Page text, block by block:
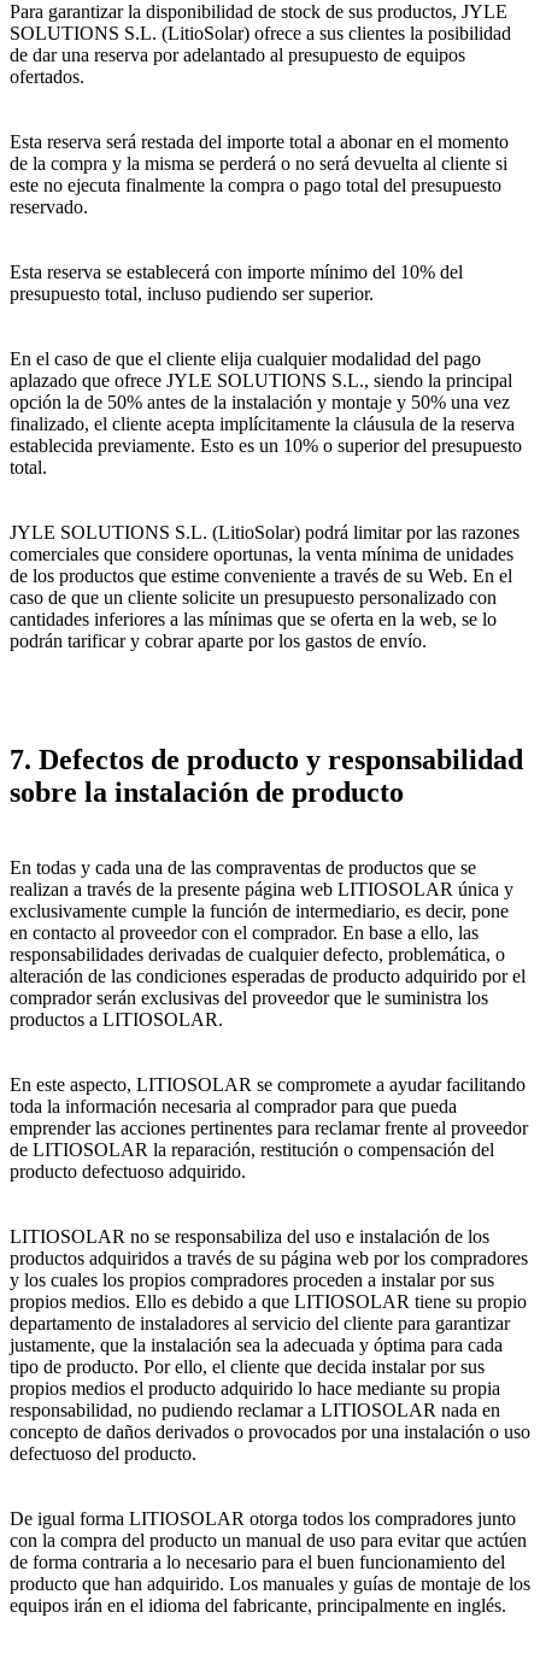
Para garantizar la disponibilidad de stock de sus productos, JYLE
SOLUTIONS S.L. (LitioSolar) ofrece a sus clientes la posibilidad
de dar una reserva por adelantado al presupuesto de equipos
ofertados.
Esta reserva será restada del importe total a abonar en el momento
de la compra y la misma se perderá o no será devuelta al cliente si
este no ejecuta finalmente la compra o pago total del presupuesto
reservado.
Esta reserva se establecerá con importe mínimo del 10% del
presupuesto total, incluso pudiendo ser superior.
En el caso de que el cliente elija cualquier modalidad del pago
aplazado que ofrece JYLE SOLUTIONS S.L., siendo la principal
opción la de 50% antes de la instalación y montaje y 50% una vez
finalizado, el cliente acepta implícitamente la cláusula de la reserva
establecida previamente. Esto es un 10% o superior del presupuesto
total.
JYLE SOLUTIONS S.L. (LitioSolar) podrá limitar por las razones
comerciales que considere oportunas, la venta mínima de unidades
de los productos que estime conveniente a través de su Web. En el
caso de que un cliente solicite un presupuesto personalizado con
cantidades inferiores a las mínimas que se oferta en la web, se lo
podrán tarificar y cobrar aparte por los gastos de envío.
7. Defectos de producto y responsabilidad
sobre la instalación de producto
En todas y cada una de las compraventas de productos que se
realizan a través de la presente página web LITIOSOLAR única y
exclusivamente cumple la función de intermediario, es decir, pone
en contacto al proveedor con el comprador. En base a ello, las
responsabilidades derivadas de cualquier defecto, problemática, o
alteración de las condiciones esperadas de producto adquirido por el
comprador serán exclusivas del proveedor que le suministra los
productos a LITIOSOLAR.
En este aspecto, LITIOSOLAR se compromete a ayudar facilitando
toda la información necesaria al comprador para que pueda
emprender las acciones pertinentes para reclamar frente al proveedor
de LITIOSOLAR la reparación, restitución o compensación del
producto defectuoso adquirido.
LITIOSOLAR no se responsabiliza del uso e instalación de los
productos adquiridos a través de su página web por los compradores
y los cuales los propios compradores proceden a instalar por sus
propios medios. Ello es debido a que LITIOSOLAR tiene su propio
departamento de instaladores al servicio del cliente para garantizar
justamente, que la instalación sea la adecuada y óptima para cada
tipo de producto. Por ello, el cliente que decida instalar por sus
propios medios el producto adquirido lo hace mediante su propia
responsabilidad, no pudiendo reclamar a LITIOSOLAR nada en
concepto de daños derivados o provocados por una instalación o uso
defectuoso del producto.
De igual forma LITIOSOLAR otorga todos los compradores junto
con la compra del producto un manual de uso para evitar que actúen
de forma contraria a lo necesario para el buen funcionamiento del
producto que han adquirido. Los manuales y guías de montaje de los
equipos irán en el idioma del fabricante, principalmente en inglés.